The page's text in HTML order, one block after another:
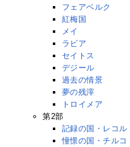
フェアベルク
紅梅国
メイ
ラビア
セイトス
デジール
過去の情景
夢の残滓
トロイメア
第2部
記録の国・レコル
憧憬の国・チルコ